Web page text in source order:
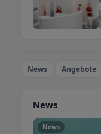
Unser Ziel ist es,
sicheren und guten
Vereinbaren Sie
News Angebote
News
News